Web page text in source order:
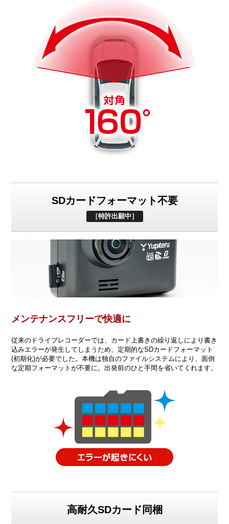
SDカードフォーマット不要
［特許出願中］
メンテナンスフリーで快適に
従来のドライブレコーダーでは、カード上書きの繰り返しにより書き
込みエラーが発生してしまうため、定期的なSDカードフォーマット
(初期化)が必要でした。本機は独自のファイルシステムにより、面倒
な定期フォーマットが不要に。出発前のひと手間を省いてくれます。
高耐久SDカード同梱